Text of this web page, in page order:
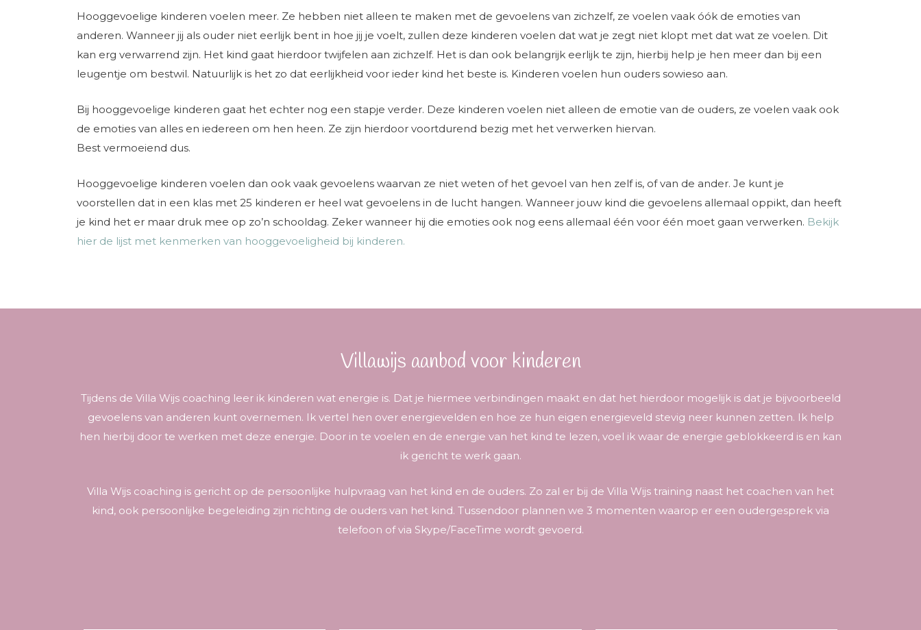
Hooggevoelige kinderen voelen meer. Ze hebben niet alleen te maken met de gevoelens van zichzelf, ze voelen vaak óók de emoties van
anderen. Wanneer jij als ouder niet eerlijk bent in hoe jij je voelt, zullen deze kinderen voelen dat wat je zegt niet klopt met dat wat ze voelen. Dit
kan erg verwarrend zijn. Het kind gaat hierdoor twijfelen aan zichzelf. Het is dan ook belangrijk eerlijk te zijn, hierbij help je hen meer dan bij een
leugentje om bestwil. Natuurlijk is het zo dat eerlijkheid voor ieder kind het beste is. Kinderen voelen hun ouders sowieso aan.
Bij hooggevoelige kinderen gaat het echter nog een stapje verder. Deze kinderen voelen niet alleen de emotie van de ouders, ze voelen vaak ook
de emoties van alles en iedereen om hen heen. Ze zijn hierdoor voortdurend bezig met het verwerken hiervan.
Best vermoeiend dus.
Hooggevoelige kinderen voelen dan ook vaak gevoelens waarvan ze niet weten of het gevoel van hen zelf is, of van de ander. Je kunt je
voorstellen dat in een klas met 25 kinderen er heel wat gevoelens in de lucht hangen. Wanneer jouw kind die gevoelens allemaal oppikt, dan heeft
je kind het er maar druk mee op zo’n schooldag. Zeker wanneer hij die emoties ook nog eens allemaal één voor één moet gaan verwerken. Bekijk
hier de lijst met kenmerken van hooggevoeligheid bij kinderen.
Villawijs aanbod voor kinderen
Tijdens de Villa Wijs coaching leer ik kinderen wat energie is. Dat je hiermee verbindingen maakt en dat het hierdoor mogelijk is dat je bijvoorbeeld
gevoelens van anderen kunt overnemen. Ik vertel hen over energievelden en hoe ze hun eigen energieveld stevig neer kunnen zetten. Ik help
hen hierbij door te werken met deze energie. Door in te voelen en de energie van het kind te lezen, voel ik waar de energie geblokkeerd is en kan
ik gericht te werk gaan.
Villa Wijs coaching is gericht op de persoonlijke hulpvraag van het kind en de ouders. Zo zal er bij de Villa Wijs training naast het coachen van het
kind, ook persoonlijke begeleiding zijn richting de ouders van het kind. Tussendoor plannen we 3 momenten waarop er een oudergesprek via
telefoon of via Skype/FaceTime wordt gevoerd.